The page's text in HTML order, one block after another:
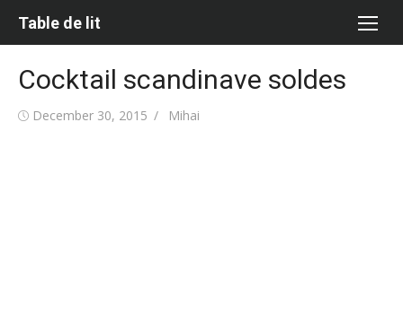
Table de lit
Cocktail scandinave soldes
Posted
December 30, 2015 Author
Mihai